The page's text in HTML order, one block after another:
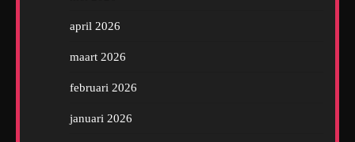
april 2026
maart 2026
februari 2026
januari 2026